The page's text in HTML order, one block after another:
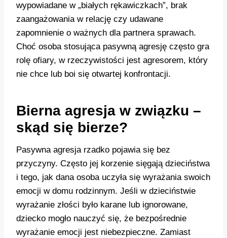
wypowiadane w „białych rękawiczkach”, brak
zaangażowania w relację czy udawane
zapomnienie o ważnych dla partnera sprawach.
Choć osoba stosująca pasywną agresję często gra
rolę ofiary, w rzeczywistości jest agresorem, który
nie chce lub boi się otwartej konfrontacji.
Bierna agresja w związku –
skąd się bierze?
Pasywna agresja rzadko pojawia się bez
przyczyny. Często jej korzenie sięgają dzieciństwa
i tego, jak dana osoba uczyła się wyrażania swoich
emocji w domu rodzinnym. Jeśli w dzieciństwie
wyrażanie złości było karane lub ignorowane,
dziecko mogło nauczyć się, że bezpośrednie
wyrażanie emocji jest niebezpieczne. Zamiast